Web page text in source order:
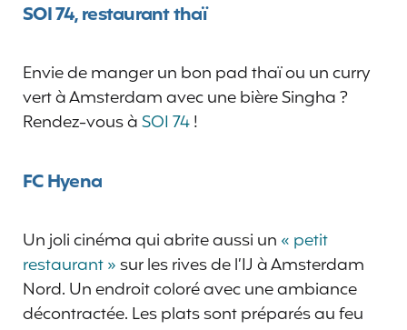
SOI 74, restaurant thaï
Envie de manger un bon pad thaï ou un curry
vert à Amsterdam avec une bière Singha ?
Rendez-vous àSOI 74!
FC Hyena
Un joli cinéma qui abrite aussi un « petit
restaurant »sur les rives de l’IJ à Amsterdam
Nord. Un endroit coloré avec une ambiance
décontractée. Les plats sont préparés au feu